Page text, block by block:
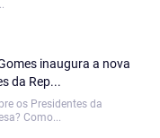
inaugura a nova
da Rep...
os Presidentes da
Como...